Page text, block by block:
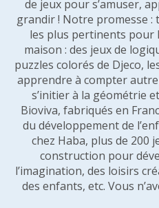
de jeux pour s’amuser,
grandir ! Notre promesse
les plus pertinents pour
maison : des jeux de
puzzles colorés de Djeco,
apprendre à compter
s’initier à la géométrie
Bioviva, fabriqués en
du développement de
chez Haba, plus de 200
construction pour
l’imagination, des loisirs
des enfants, etc. Vous